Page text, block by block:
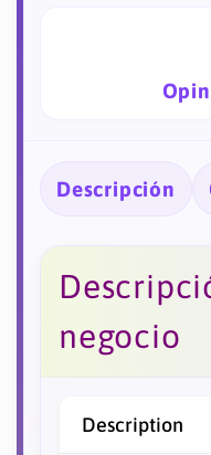
Descripción
negocio
Description